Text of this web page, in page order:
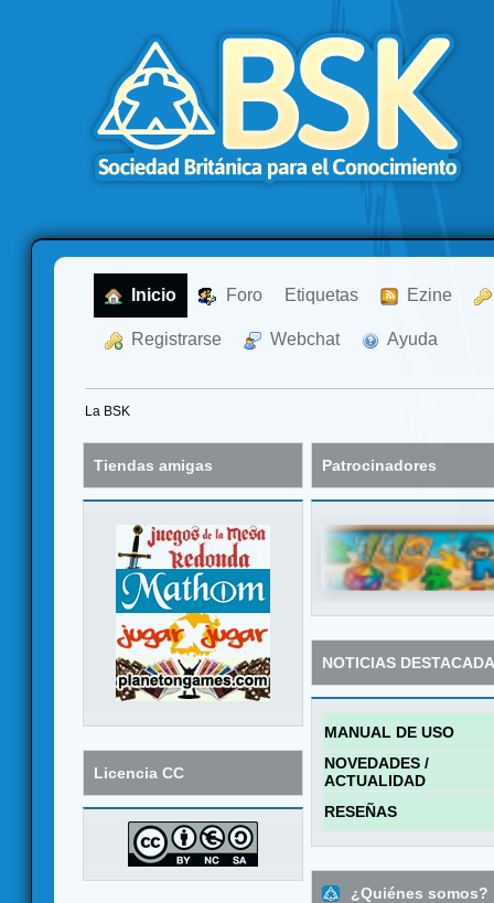
Inicio Foro Etiquetas Ezine
Registrarse Webchat Ayuda
La BSK
Tiendas amigas
Licencia CC
Patrocinadores
NOTICIAS
MANUAL DE USO
NOVEDADES /
ACTUALIDAD
RESEÑAS
¿Quiénes somos?